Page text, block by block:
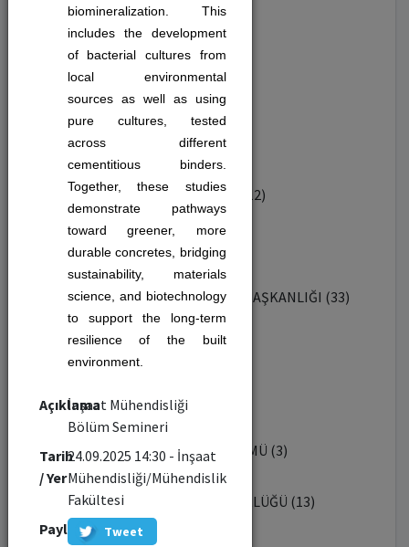
BİYOMÜHENDİSLİK BÖLÜMÜ (10)
MATEMATİK BÖLÜMÜ (16)
YABANCI DİLLER BÖLÜMÜ (1)
ENDÜSTRİYEL TASARIM BÖLÜMÜ (12)
İKTİSAT BÖLÜMÜ (7)
SAĞLIK KÜLTÜR VE SPOR DAİRESİ BAŞKANLIĞI (33)
REKTÖRLÜK (7)
BİYOTEKNOLOJİ ENSTİTÜSÜ (22)
ŞEHİR VE BÖLGE PLANLAMA BÖLÜMÜ (3)
TOPLUMSAL KATKI KOORDİNATÖRLÜĞÜ (13)
biomineralization. This
includes the development
of bacterial cultures from
local environmental
sources as well as using
pure cultures, tested
across different
cementitious binders.
Together, these studies
demonstrate pathways
toward greener, more
durable concretes, bridging
sustainability, materials
science, and biotechnology
to support the long-term
resilience of the built
environment.
Açıklamaİnşaat Mühendisliği
Bölüm Semineri
Tarih
/ Yer
24.09.2025 14:30 - İnşaat
Mühendisliği/Mühendislik
Fakültesi
Paylaş
Tweet